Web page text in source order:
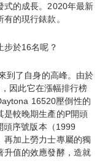
式的成長。2020年最新
的現行錶款。
步於16名呢？
到了自身的高峰。由於
因此它在漲幅排行榜
16520壓倒性的
是較晚期生產的P開頭
頭序號版本（1999
再加上勞力士專屬的獨
升值的效應發酵，造就